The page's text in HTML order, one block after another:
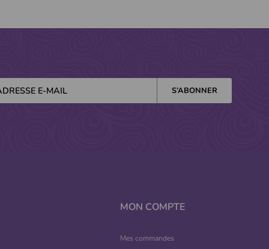
MON COMPTE
Mes commandes